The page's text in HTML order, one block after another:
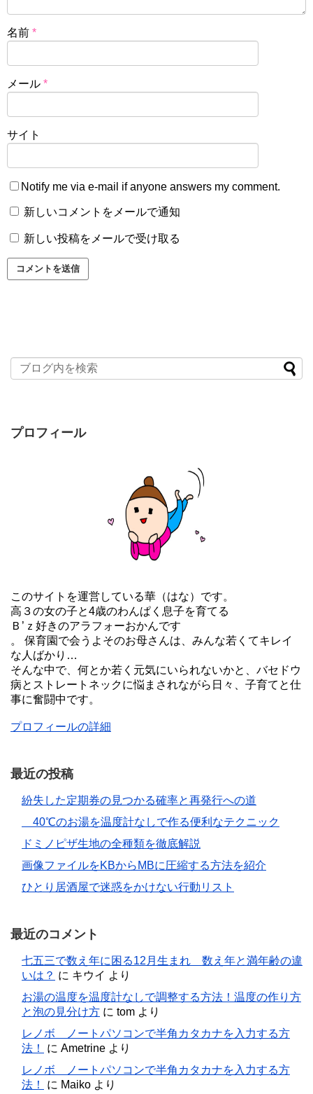
名前 *
メール *
サイト
Notify me via e-mail if anyone answers my comment.
新しいコメントをメールで通知
新しい投稿をメールで受け取る
プロフィール
このサイトを運営している華（はな）です。
高３の女の子と4歳のわんぱく息子を育てる
Ｂ’ｚ好きのアラフォーおかんです
。 保育園で会うよそのお母さんは、みんな若くてキレイ
な人ばかり…
そんな中で、何とか若く元気にいられないかと、バセドウ
病とストレートネックに悩まされながら日々、子育てと仕
事に奮闘中です。
プロフィールの詳細
最近の投稿
紛失した定期券の見つかる確率と再発行への道
40℃のお湯を温度計なしで作る便利なテクニック
ドミノピザ生地の全種類を徹底解説
画像ファイルをKBからMBに圧縮する方法を紹介
ひとり居酒屋で迷惑をかけない行動リスト
最近のコメント
七五三で数え年に困る12月生まれ 数え年と満年齢の違
いは？ に キウイ より
お湯の温度を温度計なしで調整する方法！温度の作り方
と泡の見分け方 に tom より
レノボ ノートパソコンで半角カタカナを入力する方
法！
に Ametrine より
レノボ ノートパソコンで半角カタカナを入力する方
法！
に Maiko より